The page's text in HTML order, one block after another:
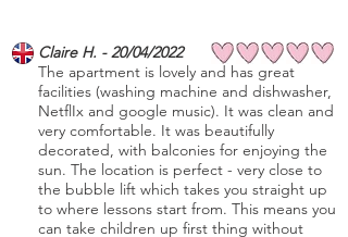
Claire H. - 20/04/2022
The apartment is lovely and has great
facilities (washing machine and dishwasher,
NetflIx and google music). It was clean and
very comfortable. It was beautifully
decorated, with balconies for enjoying the
sun. The location is perfect - very close to
the bubble lift which takes you straight up
to where lessons start from. This means you
can take children up first thing without